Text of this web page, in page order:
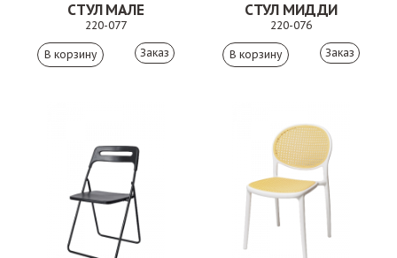
СТУЛ МАЛЕ
220-077
Заказ
СТУЛ МИДДИ
220-076
Заказ